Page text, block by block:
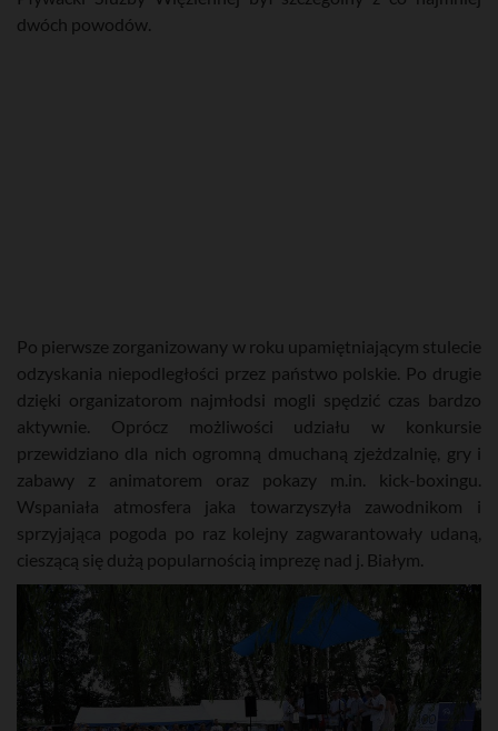
dwóch powodów.
Po pierwsze zorganizowany w roku upamiętniającym stulecie
odzyskania niepodległości przez państwo polskie. Po drugie
dzięki organizatorom najmłodsi mogli spędzić czas bardzo
aktywnie. Oprócz możliwości udziału w konkursie
przewidziano dla nich ogromną dmuchaną zjeżdzalnię, gry i
zabawy z animatorem oraz pokazy m.in. kick-boxingu.
Wspaniała atmosfera jaka towarzyszyła zawodnikom i
sprzyjająca pogoda po raz kolejny zagwarantowały udaną,
cieszącą się dużą popularnością imprezę nad j. Białym.